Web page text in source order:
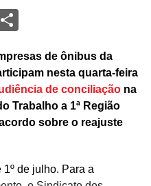
Share
de ônibus da
nesta quarta-feira
de conciliaçãona
Trabalho a 1ª Região
sobre o reajuste
de julho. Para a